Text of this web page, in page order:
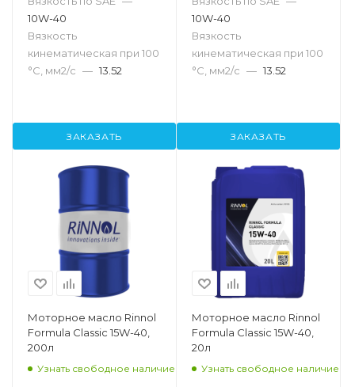
10W-40
Вязкость
кинематическая при 100
°С, мм2/с — 13.52
ЗАКАЗАТЬ
10W-40
Вязкость
кинематическая при 100
°С, мм2/с — 13.52
ЗАКАЗАТЬ
Моторное масло Rinnol
Formula Classic 15W-40,
200л
Узнать свободное наличие
Моторное масло Rinnol
Formula Classic 15W-40,
20л
Узнать свободное наличие